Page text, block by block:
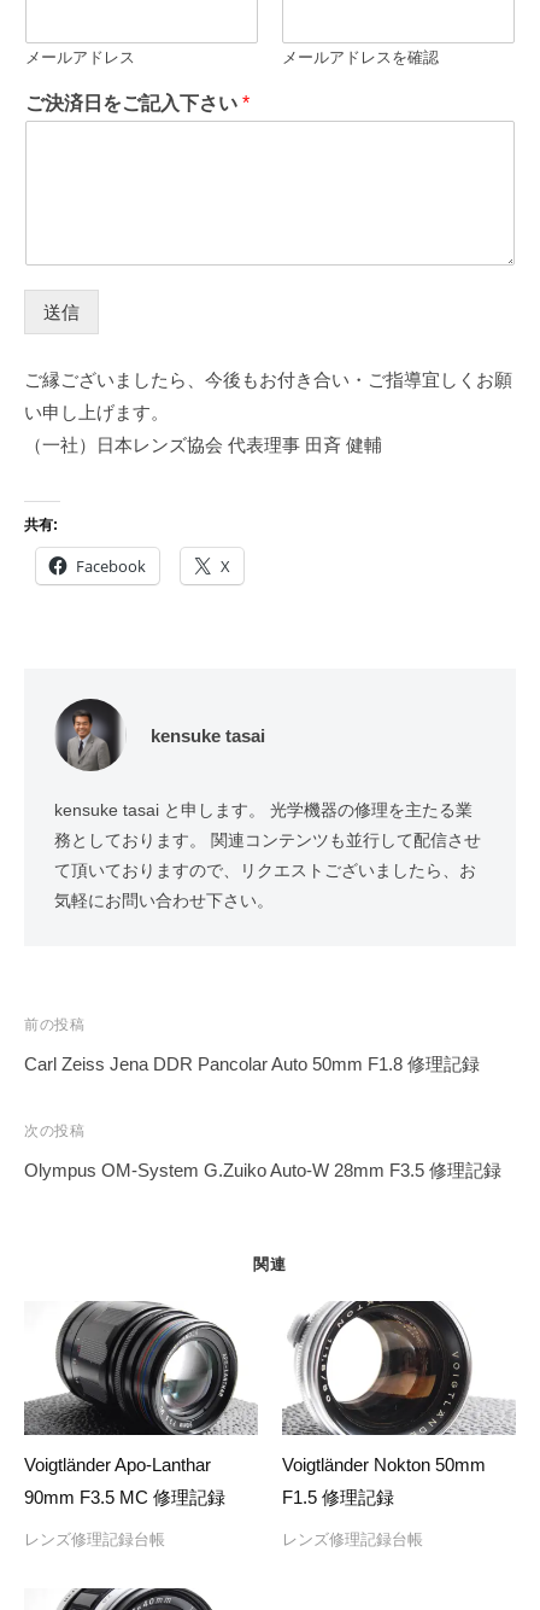
メールアドレス メールアドレスを確認
ご決済日をご記入下さい *
送信
ご縁ございましたら、今後もお付き合い・ご指導宜しくお願
い申し上げます。
（一社）日本レンズ協会 代表理事 田斉 健輔
共有:
Facebook X
kensuke tasai
kensuke tasai と申します。 光学機器の修理を主たる業
務としております。 関連コンテンツも並行して配信させ
て頂いておりますので、リクエストございましたら、お
気軽にお問い合わせ下さい。
投
稿
ビ
ゲ
前の投稿
Carl Zeiss Jena DDR Pancolar Auto 50mm F1.8 修理記録
次の投稿
Olympus OM-System G.Zuiko Auto-W 28mm F3.5 修理記録
関連
Voigtländer Apo-Lanthar
90mm F3.5 MC 修理記録
レンズ修理記録台帳
Voigtländer Nokton 50mm
F1.5 修理記録
レンズ修理記録台帳